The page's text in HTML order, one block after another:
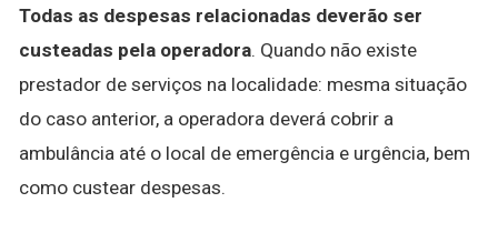
Todas as despesas relacionadas deverão ser
custeadas pela operadora. Quando não existe
prestador de serviços na localidade: mesma situação
do caso anterior, a operadora deverá cobrir a
ambulância até o local de emergência e urgência, bem
como custear despesas.